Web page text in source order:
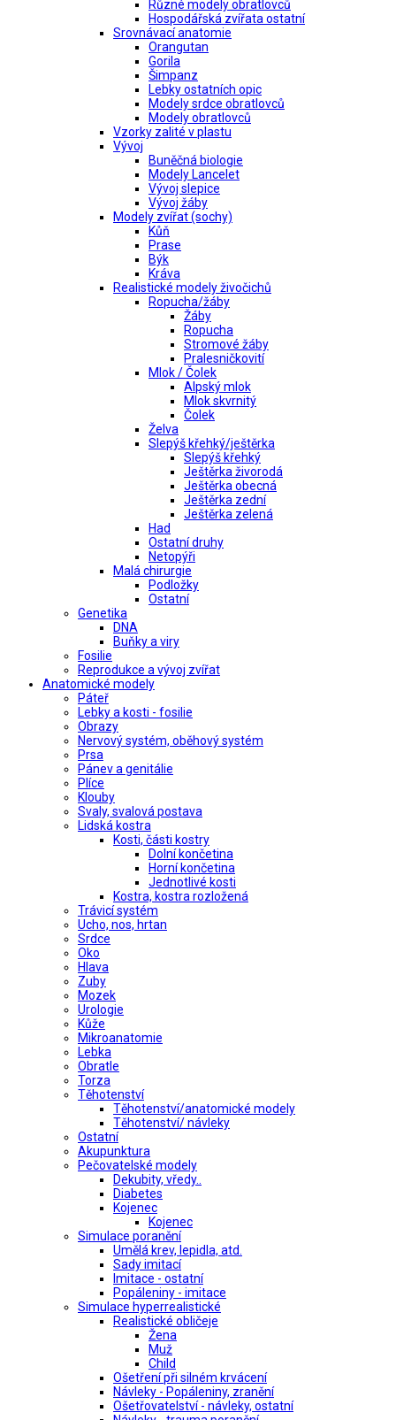
Různé modely obratlovců
Hospodářská zvířata ostatní
Srovnávací anatomie
Orangutan
Gorila
Šimpanz
Lebky ostatních opic
Modely srdce obratlovců
Modely obratlovců
Vzorky zalité v plastu
Vývoj
Buněčná biologie
Modely Lancelet
Vývoj slepice
Vývoj žáby
Modely zvířat (sochy)
Kůň
Prase
Býk
Kráva
Realistické modely živočichů
Ropucha/žáby
Žáby
Ropucha
Stromové žáby
Pralesničkovití
Mlok / Čolek
Alpský mlok
Mlok skvrnitý
Čolek
Želva
Slepýš křehký/ještěrka
Slepýš křehký
Ještěrka živorodá
Ještěrka obecná
Ještěrka zední
Ještěrka zelená
Had
Ostatní druhy
Netopýři
Malá chirurgie
Podložky
Ostatní
Genetika
DNA
Buňky a viry
Fosilie
Reprodukce a vývoj zvířat
Anatomické modely
Páteř
Lebky a kosti - fosilie
Obrazy
Nervový systém, oběhový systém
Prsa
Pánev a genitálie
Plíce
Klouby
Svaly, svalová postava
Lidská kostra
Kosti, části kostry
Dolní končetina
Horní končetina
Jednotlivé kosti
Kostra, kostra rozložená
Trávicí systém
Ucho, nos, hrtan
Srdce
Oko
Hlava
Zuby
Mozek
Urologie
Kůže
Mikroanatomie
Lebka
Obratle
Torza
Těhotenství
Těhotenství/anatomické modely
Těhotenství/ návleky
Ostatní
Akupunktura
Pečovatelské modely
Dekubity, vředy..
Diabetes
Kojenec
Kojenec
Simulace poranění
Umělá krev, lepidla, atd.
Sady imitací
Imitace - ostatní
Popáleniny - imitace
Simulace hyperrealistické
Realistické obličeje
Žena
Muž
Child
Ošetření při silném krvácení
Návleky - Popáleniny, zranění
Ošetřovatelství - návleky, ostatní